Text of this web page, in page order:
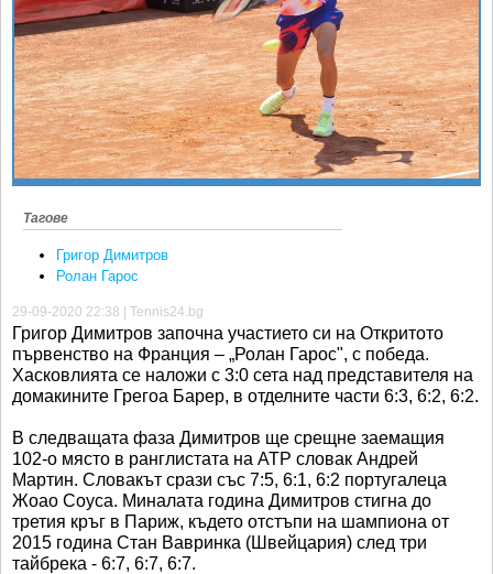
КЛУБОВЕ
БЛОГ
ВИДЕО
ЖЪЛТО
Спорт&Фитнес
Други
Любители
Тагове
Григор Димитров
Ролан Гарос
29-09-2020 22:38 | Tennis24.bg
Григор Димитров започна участието си на Откритото
първенство на Франция – „Ролан Гарос", с победа.
Хасковлията се наложи с 3:0 сета над представителя на
домакините Грегоа Барер, в отделните части 6:3, 6:2, 6:2.
В следващата фаза Димитров ще срещне заемащия
102-о място в ранглистата на ATP словак Андрей
Мартин. Словакът срази със 7:5, 6:1, 6:2 португалеца
Жоао Соуса. Миналата година Димитров стигна до
третия кръг в Париж, където отстъпи на шампиона от
2015 година Стан Вавринка (Швейцария) след три
тайбрека - 6:7, 6:7, 6:7.